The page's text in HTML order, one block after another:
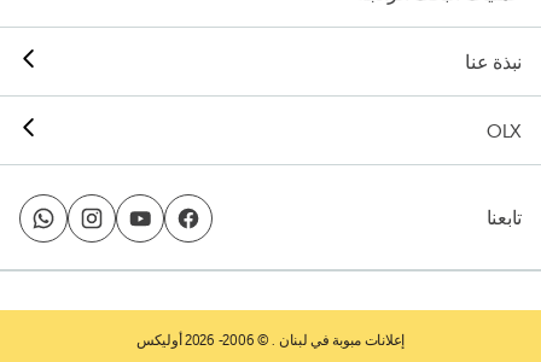
نبذة عنا
OLX
تابعنا
إعلانات مبوبة في لبنان . © 2006- 2026 أوليكس